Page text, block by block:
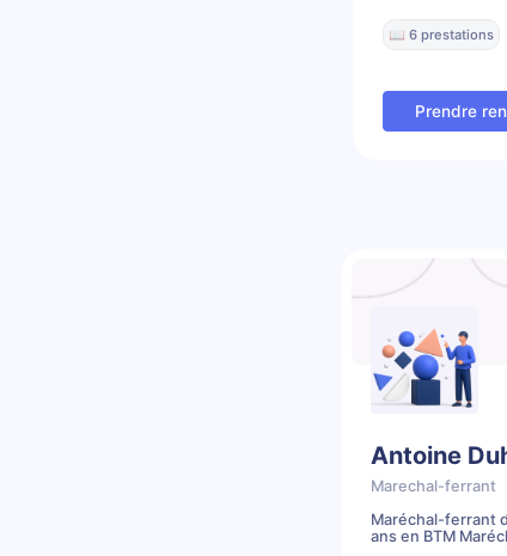
📖 6 prestations
Prendre
Antoine
Marechal-ferrant
Maréchal-ferrant
ans en BTM